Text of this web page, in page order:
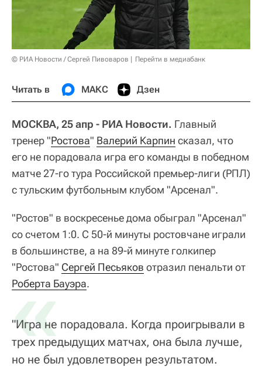
© РИА Новости / Сергей Пивоваров Перейти в медиабанк
Читать в МАКС Дзен
МОСКВА, 25 апр - РИА Новости. Главный
тренер "Ростова" Валерий Карпин сказал, что
его не порадовала игра его команды в победном
матче 27-го тура Российской премьер-лиги (РПЛ)
с тульским футбольным клубом "Арсенал".
"Ростов" в воскресенье дома обыграл "Арсенал"
со счетом 1:0. С 50-й минуты ростовчане играли
в большинстве, а на 89-й минуте голкипер
"Ростова" Сергей Песьяков отразил пенальти от
Роберта Бауэра.
«
"Игра не порадовала. Когда проигрывали в
трех предыдущих матчах, она была лучше,
но не был удовлетворен результатом.